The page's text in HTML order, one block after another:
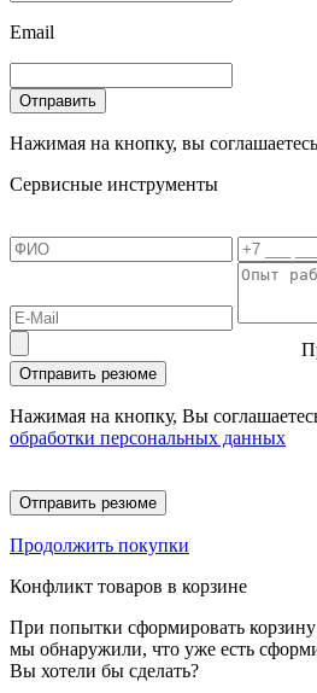
Email
Отправить
Нажимая на кнопку, вы
Сервисные инструменты
Отправить резюме
Нажимая на кнопку, Вы
обработки персональных данных
Отправить резюме
Продолжить покупки
Конфликт товаров в корзине
При попытки сформировать корзину
мы обнаружили, что уже есть
Вы хотели бы сделать?